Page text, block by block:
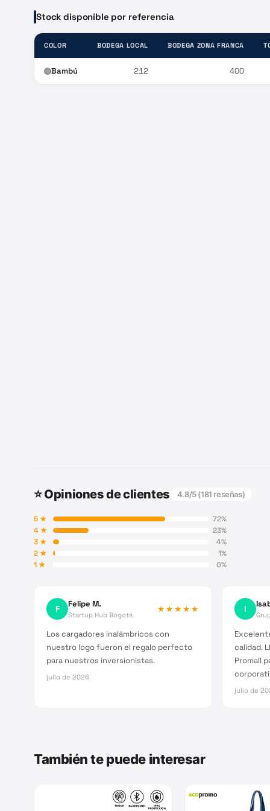
Stock disponible por referencia
COLOR BODEGA LOCAL BODEGA ZONA FRANCA
Bambú 212 400
⭐ Opiniones de clientes 4.8/5 (181 reseñas)
5★ 72%
4★ 23%
3★ 4%
2★ 1%
1★ 0%
F Felipe M.
Startup Hub Bogotá
★★★★★
Los cargadores inalámbricos con
nuestro logo fueron el regalo perfecto
para nuestros inversionistas.
julio de 2026
I
calidad.
Promall
julio de
También te puede interesar